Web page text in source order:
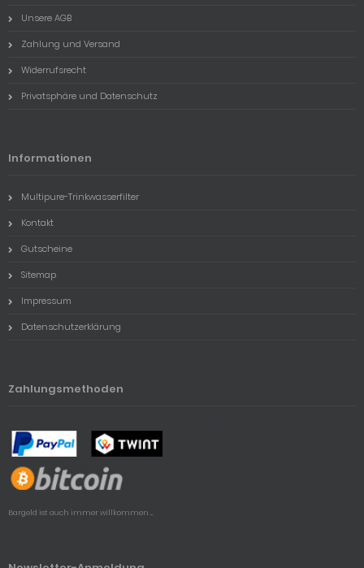
Unsere AGB
Zahlung und Versand
Widerrufsrecht
Privatsphäre und Datenschutz
Informationen
Multipure-Trinkwasserfilter
Kontakt
Gutscheine
Sitemap
Impressum
Datenschutzerklärung
Zahlungsmethoden
Bargeld ist auch immer willkommen ...